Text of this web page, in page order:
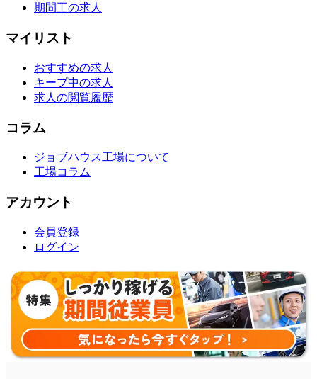
期間工の求人
マイリスト
おすすめの求人
キープ中の求人
求人の閲覧履歴
コラム
ジョブハウス工場について
工場コラム
アカウント
会員登録
ログイン